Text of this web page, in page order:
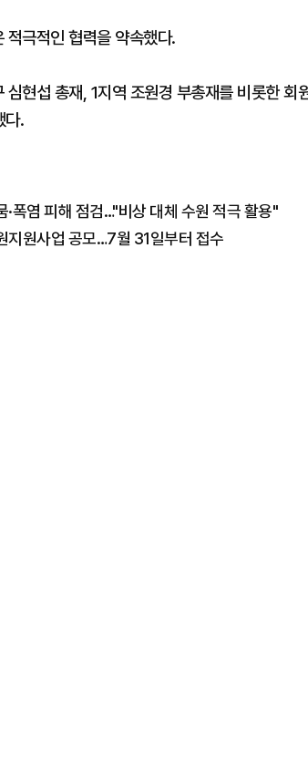
극적인 협력을 약속했다.
현섭 총재, 1지역 조원경 부총재를 비롯한 회
다.
폭염 피해 점검…"비상 대체 수원 적극 활용"
원사업 공모…7월 31일부터 접수